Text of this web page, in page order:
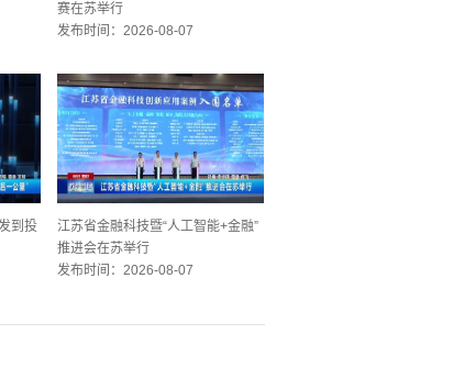
赛在苏举行
发布时间：2026-08-07
到投
江苏省金融科技暨“人工智能+金融”
推进会在苏举行
发布时间：2026-08-07